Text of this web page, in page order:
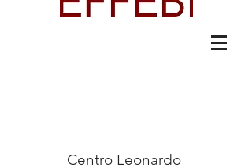
Centro Leonardo